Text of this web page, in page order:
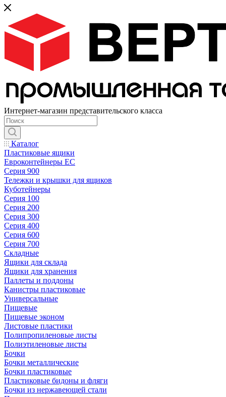
Интернет-магазин представительского класса
Каталог
Пластиковые ящики
Евроконтейнеры ЕС
Серия 900
Тележки и крышки для ящиков
Куботейнеры
Серия 100
Серия 200
Серия 300
Серия 400
Серия 600
Серия 700
Складные
Ящики для склада
Ящики для хранения
Паллеты и поддоны
Канистры пластиковые
Универсальные
Пищевые
Пищевые эконом
Листовые пластики
Полипропиленовые листы
Полиэтиленовые листы
Бочки
Бочки металлические
Бочки пластиковые
Пластиковые бидоны и фляги
Бочки из нержавеющей стали